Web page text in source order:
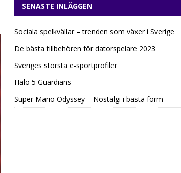
SENASTE INLÄGGEN
Sociala spelkvällar – trenden som växer i Sverige
De bästa tillbehören för datorspelare 2023
Sveriges största e-sportprofiler
Halo 5 Guardians
Super Mario Odyssey – Nostalgi i bästa form